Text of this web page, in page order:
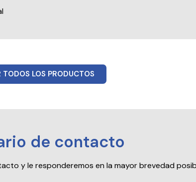
TODOS LOS PRODUCTOS
de contacto
y le responderemos en la mayor brevedad